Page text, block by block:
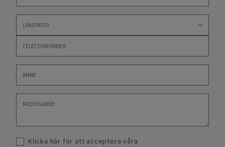
Klicka här för att acceptera våra